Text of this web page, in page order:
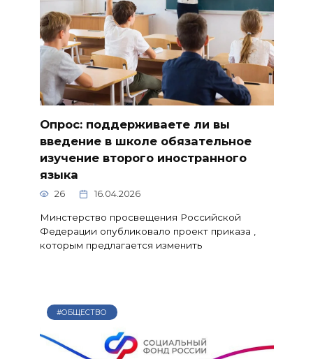
Опрос: поддерживаете ли вы
введение в школе обязательное
изучение второго иностранного
языка
26 16.04.2026
Минстерство просвещения Российской
Федерации опубликовало проект приказа ,
которым предлагается изменить
#ОБЩЕСТВО